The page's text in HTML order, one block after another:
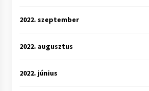
2022. szeptember
2022. augusztus
2022. június